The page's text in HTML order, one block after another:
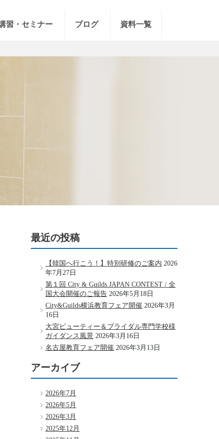
習・セミナー ブログ 資料一覧
最近の投稿
【韓国へ行こう！】特別研修のご案内 2026
年7月27日
第１回 City & Guilds JAPAN CONTEST / 全
国大会開催のご報告 2026年5月18日
City&Guilds横浜教育フェア開催 2026年3月
16日
大宮ビューティー＆ブライダル専門学校様
ガイダンス風景 2026年3月16日
名古屋教育フェア開催 2026年3月13日
アーカイブ
2026年7月
2026年5月
2026年3月
2025年12月